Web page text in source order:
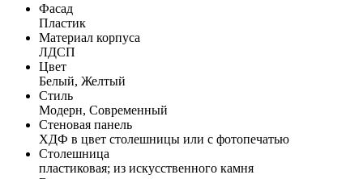
Фасад
Пластик
Материал корпуса
ЛДСП
Цвет
Белый, Желтый
Стиль
Модерн, Современный
Стеновая панель
ХДФ в цвет столешницы или с фотопечатью
Столешница
пластиковая; из искусственного камня